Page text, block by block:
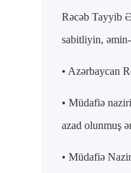
Rəcəb Tayyib
sabitliyin, əmin-
• Azərbaycan
• Müdafiə
azad olunmuş
• Müdafiə